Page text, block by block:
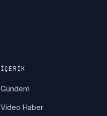
İÇERIK
Gündem
Video Haber